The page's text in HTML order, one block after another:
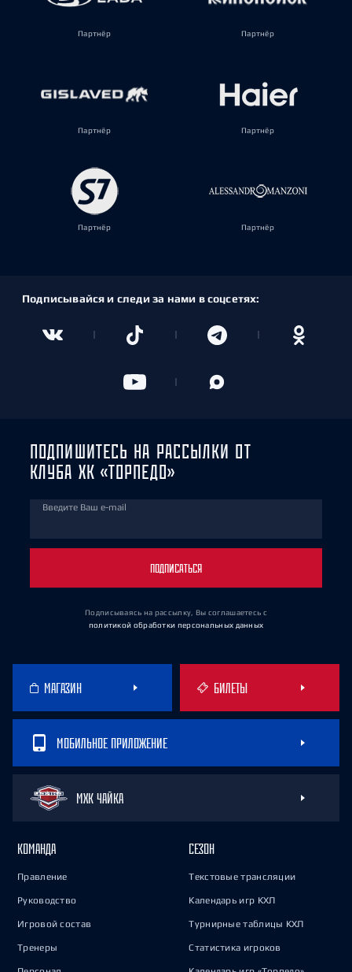
Партнёр Партнёр
Партнёр Партнёр
Партнёр Партнёр
Подписывайся и следи за нами в соцсетях:
ПОДПИШИТЕСЬ НА РАССЫЛКИ ОТ
КЛУБА ХК «ТОРПЕДО»
Введите Ваш e-mail
ПОДПИСАТЬСЯ
Подписываясь на рассылку, Вы соглашаетесь с
политикой обработки персональных данных
МАГАЗИН БИЛЕТЫ
МОБИЛЬНОЕ ПРИЛОЖЕНИЕ
МХК ЧАЙКА
КОМАНДА
Правление
Руководство
Игровой состав
Тренеры
СЕЗОН
Текстовые трансляции
Календарь игр КХЛ
Турнирные таблицы КХЛ
Статистика игроков